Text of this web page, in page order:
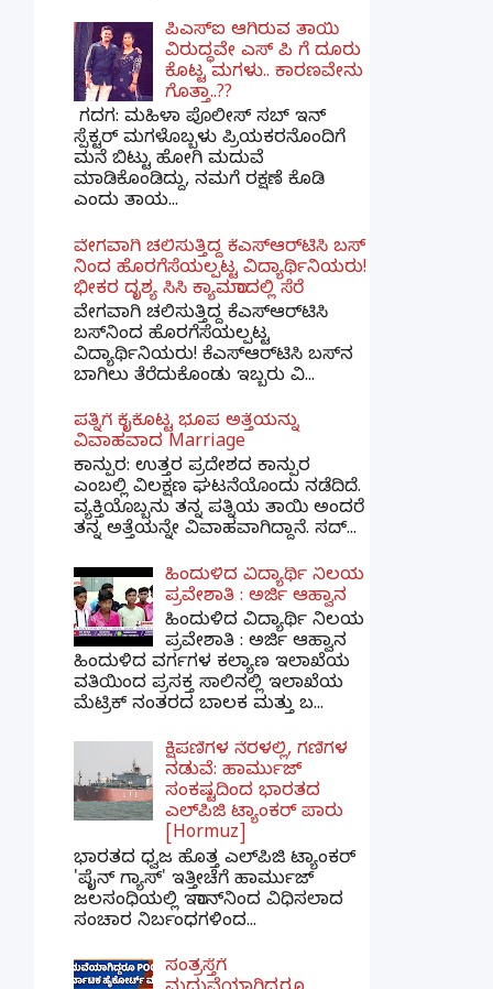
ಪಿಎಸ್​ಐ ಆಗಿರುವ ತಾಯಿ
ವಿರುದ್ಧವೇ ಎಸ್ ಪಿ ಗೆ ದೂರು
ಕೊಟ್ಟ ಮಗಳು.. ಕಾರಣವೇನು
ಗೊತ್ತಾ..??
ಗದಗ​: ಮಹಿಳಾ ಪೊಲೀಸ್​ ಸಬ್ ​ಇನ್​
ಸ್ಪೆಕ್ಟರ್​ ಮಗಳೊಬ್ಬಳು ಪ್ರಿಯಕರನೊಂದಿಗೆ
ಮನೆ ಬಿಟ್ಟು ಹೋಗಿ ಮದುವೆ
ಮಾಡಿಕೊಂಡಿದ್ದು, ನಮಗೆ ರಕ್ಷಣೆ ಕೊಡಿ
ಎಂದು ತಾಯ...
ವೇಗವಾಗಿ ಚಲಿಸುತ್ತಿದ್ದ ಕೆಎಸ್​ಆರ್​ಟಿಸಿ ಬಸ್​
ನಿಂದ ಹೊರಗೆಸೆಯಲ್ಪಟ್ಟ ವಿದ್ಯಾರ್ಥಿನಿಯರು!
ಭೀಕರ ದೃಶ್ಯ ಸಿಸಿ ಕ್ಯಾಮರಾದಲ್ಲಿ ಸೆರೆ
ವೇಗವಾಗಿ ಚಲಿಸುತ್ತಿದ್ದ ಕೆಎಸ್‌ಆರ್‌ಟಿಸಿ
ಬಸ್‌ನಿಂದ ಹೊರಗೆಸೆಯಲ್ಪಟ್ಟ
ವಿದ್ಯಾರ್ಥಿನಿಯರು! ಕೆಎಸ್‌ಆರ್‌ಟಿಸಿ ಬಸ್‌ನ
ಬಾಗಿಲು ತೆರೆದುಕೊಂಡು ಇಬ್ಬರು ವಿ...
ಪತ್ನಿಗೆ ಕೈಕೊಟ್ಟ ಭೂಪ ಅತ್ತೆಯನ್ನು
ವಿವಾಹವಾದ Marriage
ಕಾನ್ಪುರ: ಉತ್ತರ ಪ್ರದೇಶದ ಕಾನ್ಪುರ
ಎಂಬಲ್ಲಿ ವಿಲಕ್ಷಣ ಘಟನೆಯೊಂದು ನಡೆದಿದೆ.
ವ್ಯಕ್ತಿಯೊಬ್ಬನು ತನ್ನ ಪತ್ನಿಯ ತಾಯಿ ಅಂದರೆ
ತನ್ನ ಅತ್ತೆಯನ್ನೇ ವಿವಾಹವಾಗಿದ್ದಾನೆ. ಸದ್...
ಹಿಂದುಳಿದ ವಿದ್ಯಾರ್ಥಿ ನಿಲಯ
ಪ್ರವೇಶಾತಿ : ಅರ್ಜಿ ಆಹ್ವಾನ
ಹಿಂದುಳಿದ ವಿದ್ಯಾರ್ಥಿ ನಿಲಯ
ಪ್ರವೇಶಾತಿ : ಅರ್ಜಿ ಆಹ್ವಾನ
ಹಿಂದುಳಿದ ವರ್ಗಗಳ ಕಲ್ಯಾಣ ಇಲಾಖೆಯ
ವತಿಯಿಂದ ಪ್ರಸಕ್ತ ಸಾಲಿನಲ್ಲಿ ಇಲಾಖೆಯ
ಮೆಟ್ರಿಕ್ ನಂತರದ ಬಾಲಕ ಮತ್ತು ಬ...
ಕ್ಷಿಪಣಿಗಳ ನೆರಳಲ್ಲಿ, ಗಣಿಗಳ
ನಡುವೆ: ಹಾರ್ಮುಜ್
ಸಂಕಷ್ಟದಿಂದ ಭಾರತದ
ಎಲ್‌ಪಿಜಿ ಟ್ಯಾಂಕರ್ ಪಾರು
[Hormuz]
ಭಾರತದ ಧ್ವಜ ಹೊತ್ತ ಎಲ್‌ಪಿಜಿ ಟ್ಯಾಂಕರ್
'ಪೈನ್ ಗ್ಯಾಸ್' ಇತ್ತೀಚೆಗೆ ಹಾರ್ಮುಜ್
ಜಲಸಂಧಿಯಲ್ಲಿ ಇರಾನ್‌ನಿಂದ ವಿಧಿಸಲಾದ
ಸಂಚಾರ ನಿರ್ಬಂಧಗಳಿಂದ...
ಸಂತ್ರಸ್ತೆಗೆ